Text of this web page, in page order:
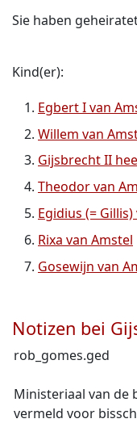
Sie haben
Kind(er):
Egbert I van
Willem van
Gijsbrecht II
Theodor van
Egidius (=
Rixa van Amstel
Gosewijn van
Notizen bei
rob_gomes.ged
Ministeriaal van de
vermeld voor